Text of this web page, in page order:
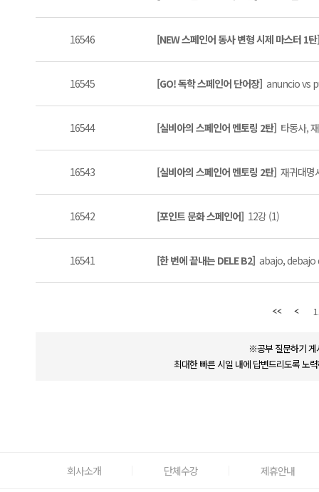
16546 [NEW 스페인어 동사 변형 시제 마스터 1
16545 [GO! 독학 스페인어 단어장] anuncio vs
16544 [실비아의 스페인어 멘토링 2탄] 타동사,
16543 [실비아의 스페인어 멘토링 2탄] 재귀대명
16542 [포인트 문화 스페인어] 12강 (1)
16541 [한 번에 끝내는 DELE B2] abajo, debajo
※공부 질문하기 게
최대한 빠른 시일 내에 답변드리도록 노
회사소개 단체수강 제휴안내